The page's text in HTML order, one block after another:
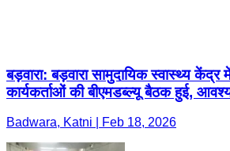
बड़वारा: बड़वारा सामुदायिक स्वास्थ्य
कार्यकर्ताओं की बीएमडब्ल्यू बैठक हुई,
Badwara, Katni | Feb 18, 2026